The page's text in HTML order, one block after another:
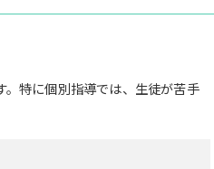
特に個別指導では、生徒が苦手